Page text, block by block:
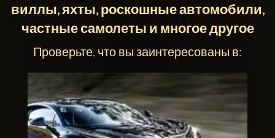
виллы, яхты, роскошные автомобили,
частные самолеты и многое другое
Проверьте, что вы заинтересованы в: